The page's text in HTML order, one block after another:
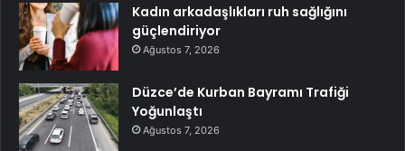
Kadın arkadaşlıkları ruh sağlığını
güçlendiriyor
Ağustos 7, 2026
Düzce’de Kurban Bayramı Trafiği
Yoğunlaştı
Ağustos 7, 2026